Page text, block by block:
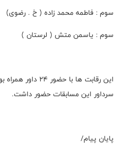
سوم : فاطمه محمد زاده ( خ . رضوی)
سوم : یاسمن متش ( لرستان )
این رقابت ها با
سرداور این مسابقات حضور داشت.
پایان پیام/